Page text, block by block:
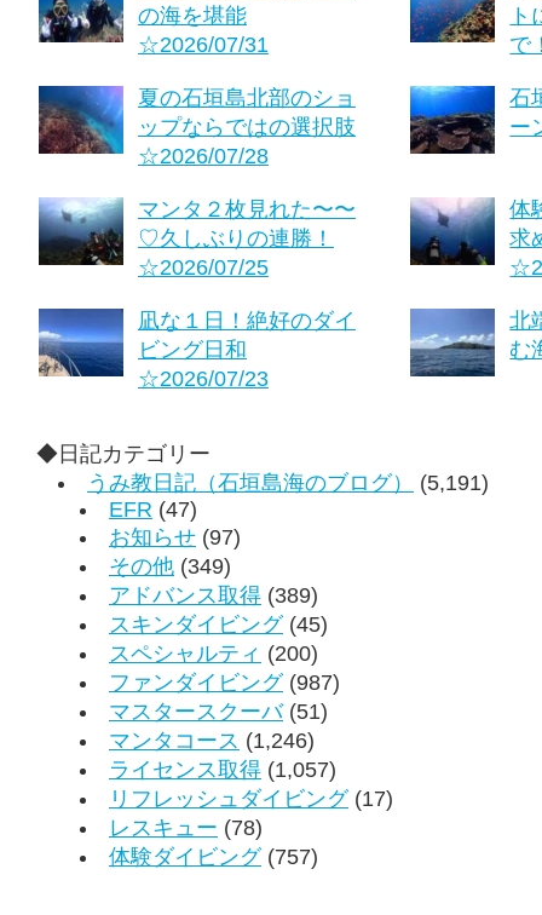
の海を堪能
☆2026/07/31
ト
で
夏の石垣島北部のショ
ップならではの選択肢
☆2026/07/28
石
ー
マンタ２枚見れた〜〜
♡久しぶりの連勝！
☆2026/07/25
体
求
凪な１日！絶好のダイ
ビング日和
☆2026/07/23
北
む
◆日記カテゴリー
うみ教日記（石垣島海のブログ）
(5,191)
EFR (47)
お知らせ (97)
その他 (349)
アドバンス取得 (389)
スキンダイビング(45)
スペシャルティ (200)
ファンダイビング(987)
マスタースクーバ(51)
マンタコース (1,246)
ライセンス取得 (1,057)
リフレッシュダイビング(17)
レスキュー (78)
体験ダイビング(757)